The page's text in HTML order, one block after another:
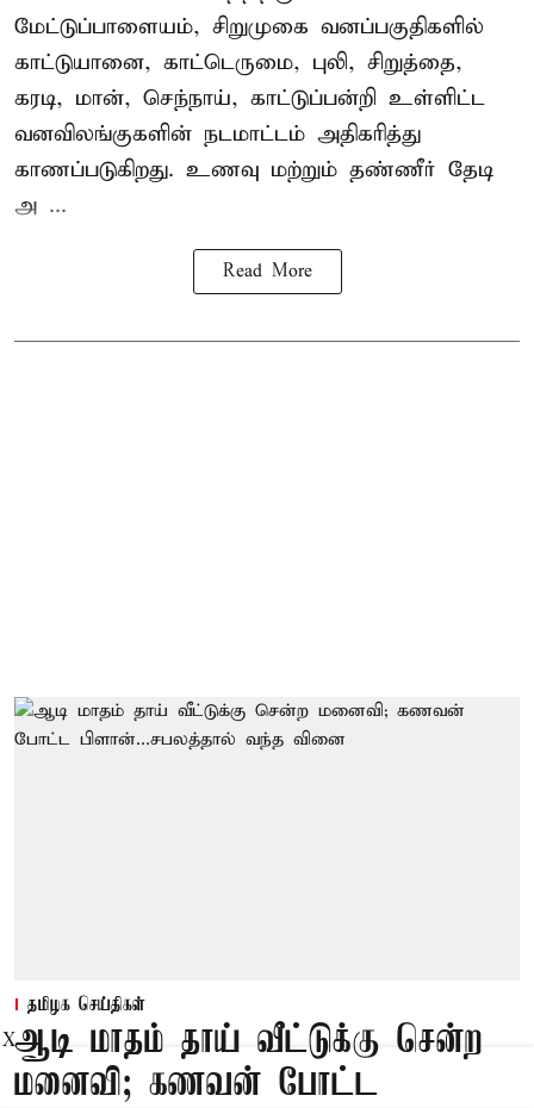
மேட்டுப்பாளையம், சிறுமுகை வனப்பகுதிகளில்
காட்டுயானை, காட்டெருமை, புலி, சிறுத்தை,
கரடி, மான், செந்நாய், காட்டுப்பன்றி உள்ளிட்ட
வனவிலங்குகளின் நடமாட்டம் அதிகரித்து
காணப்படுகிறது. உணவு மற்றும் தண்ணீர் தேடி
அ ...
Read More
தமிழக செய்திகள்
ஆடி மாதம் தாய் வீட்டுக்கு சென்ற
மனைவி; கணவன் போட்ட
X